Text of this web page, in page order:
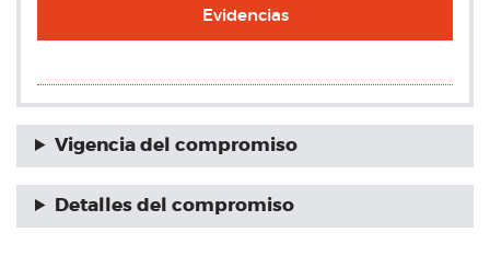
Evidencias
Vigencia del compromiso
Detalles del compromiso